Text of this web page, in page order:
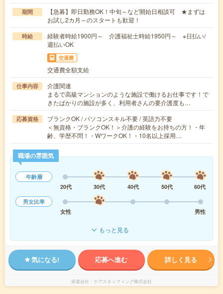
期間
【急募】即日勤務OK！中旬～など開始日相談可 ★まずは
お試し2カ月～のスタートも歓迎！
時給
経験者時給1900円～ 介護福祉士時給1950円～ ※日払い/
週払いOK
交通費
交通費全額支給
仕事内容
介護関連
まるで高級マンションのような施設で働けるお仕事です！で
きたばかりの施設が多く、利用者さんの要介護度も…
応募資格
ブランクOK / パソコンスキル不要 / 英語力不要
＜無資格・ブランクOK！＞介護の経験をお持ちの方！・年
齢、学歴不問！・WワークOK！・10名以上採用…
職場の雰囲気
年齢層
20代
30代 40代 50代
60代
男女比率
女性
男性
もっと見る
気になる! 応募へ進む 詳しく見る
派遣会社 ケアスタッフィング株式会社